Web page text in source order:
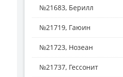
№21683, Берилл
№21719, Гаюин
№21723, Нозеан
№21737, Гессонит